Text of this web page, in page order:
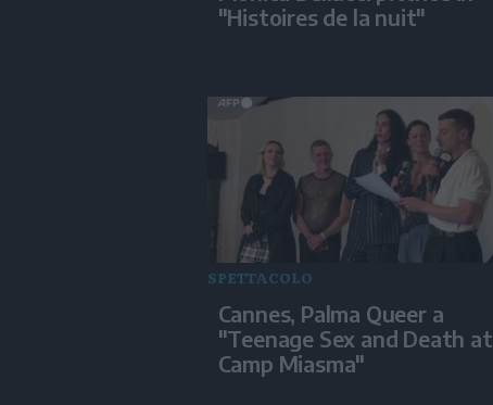
"Histoires de la nuit"
SPETTACOLO
Cannes, Palma Queer a
"Teenage Sex and Death at
Camp Miasma"